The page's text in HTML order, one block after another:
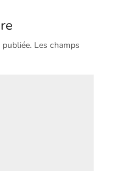
Les champs